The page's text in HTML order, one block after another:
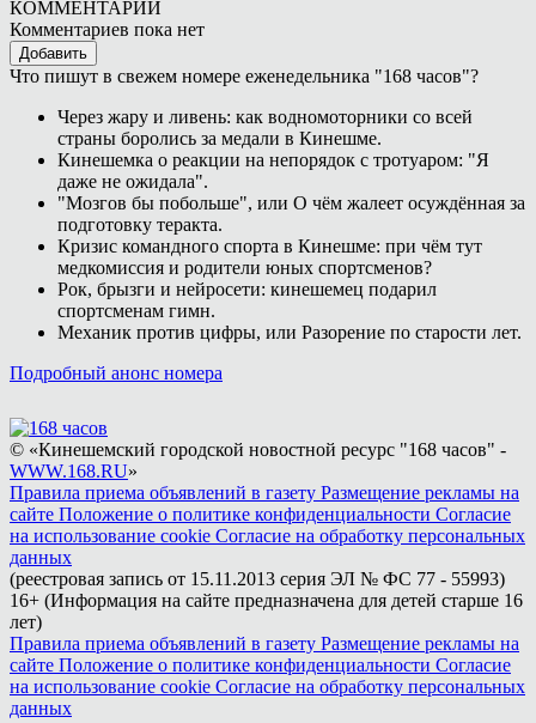
КОММЕНТАРИИ
Комментариев пока нет
Добавить
Что пишут в свежем номере еженедельника "168 часов"?
Через жару и ливень: как водномоторники со всей
страны боролись за медали в Кинешме.
Кинешемка о реакции на непорядок с тротуаром: "Я
даже не ожидала".
"Мозгов бы побольше", или О чём жалеет осуждённая за
подготовку теракта.
Кризис командного спорта в Кинешме: при чём тут
медкомиссия и родители юных спортсменов?
Рок, брызги и нейросети: кинешемец подарил
спортсменам гимн.
Механик против цифры, или Разорение по старости лет.
Подробный анонс номера
© «Кинешемский городской новостной ресурс "168 часов" -
WWW.168.RU»
Правила приема объявлений в газету Размещение рекламы на
сайте Положение о политике конфиденциальности Согласие
на использование cookie Согласие на обработку персональных
данных
(реестровая запись от 15.11.2013 серия ЭЛ № ФС 77 - 55993)
16+ (Информация на сайте предназначена для детей старше 16
лет)
Правила приема объявлений в газету Размещение рекламы на
сайте Положение о политике конфиденциальности Согласие
на использование cookie Согласие на обработку персональных
данных